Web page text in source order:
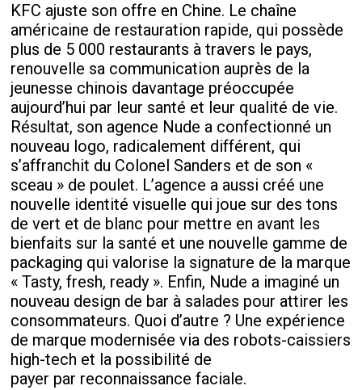
KFC ajuste son offre en Chine. Le chaîne
américaine de restauration rapide, qui possède
plus de 5 000 restaurants à travers le pays,
renouvelle sa communication auprès de la
jeunesse chinois davantage préoccupée
aujourd’hui par leur santé et leur qualité de vie.
Résultat, son agence Nude a confectionné un
nouveau logo, radicalement différent, qui
s’affranchit du Colonel Sanders et de son «
sceau » de poulet. L’agence a aussi créé une
nouvelle identité visuelle qui joue sur des tons
de vert et de blanc pour mettre en avant les
bienfaits sur la santé et une nouvelle gamme de
packaging qui valorise la signature de la marque
« Tasty, fresh, ready ». Enfin, Nude a imaginé un
nouveau design de bar à salades pour attirer les
consommateurs. Quoi d’autre ? Une expérience
de marque modernisée via des robots-caissiers
high-tech et la possibilité de
payer par reconnaissance faciale.